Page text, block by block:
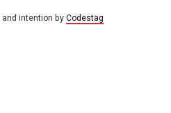
intention by Codestag